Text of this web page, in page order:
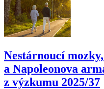
Nestárnoucí
a Napoleonova
z výzkumu 2025/37